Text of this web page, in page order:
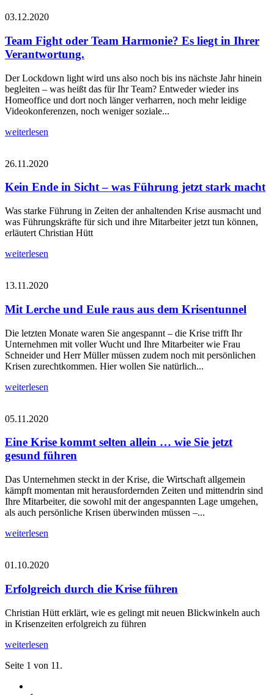
03.12.2020
Team Fight oder Team Harmonie? Es liegt in Ihrer
Verantwortung.
Der Lockdown light wird uns also noch bis ins nächste Jahr hinein
begleiten – was heißt das für Ihr Team? Entweder wieder ins
Homeoffice und dort noch länger verharren, noch mehr leidige
Videokonferenzen, noch weniger soziale...
weiterlesen
26.11.2020
Kein Ende in Sicht – was Führung jetzt stark macht
Was starke Führung in Zeiten der anhaltenden Krise ausmacht und
was Führungskräfte für sich und ihre Mitarbeiter jetzt tun können,
erläutert Christian Hütt
weiterlesen
13.11.2020
Mit Lerche und Eule raus aus dem Krisentunnel
Die letzten Monate waren Sie angespannt – die Krise trifft Ihr
Unternehmen mit voller Wucht und Ihre Mitarbeiter wie Frau
Schneider und Herr Müller müssen zudem noch mit persönlichen
Krisen zurechtkommen. Hier wollen Sie natürlich...
weiterlesen
05.11.2020
Eine Krise kommt selten allein … wie Sie jetzt
gesund führen
Das Unternehmen steckt in der Krise, die Wirtschaft allgemein
kämpft momentan mit herausfordernden Zeiten und mittendrin sind
Ihre Mitarbeiter, die sowohl mit der angespannten Lage umgehen,
als auch persönliche Krisen überwinden müssen –...
weiterlesen
01.10.2020
Erfolgreich durch die Krise führen
Christian Hütt erklärt, wie es gelingt mit neuen Blickwinkeln auch
in Krisenzeiten erfolgreich zu führen
weiterlesen
Seite 1 von 11.